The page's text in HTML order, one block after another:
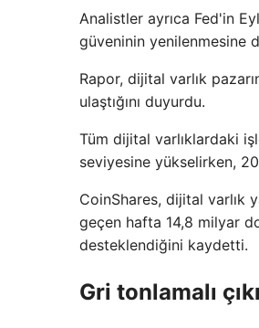
Analistler ayrıca Fed'in
güveninin yenilenmesine
Rapor, dijital varlık
ulaştığını duyurdu.
Tüm dijital varlıklardaki
seviyesine yükselirken,
CoinShares, dijital varlık
geçen hafta 14,8 milyar
desteklendiğini kaydetti.
Gri tonlamalı